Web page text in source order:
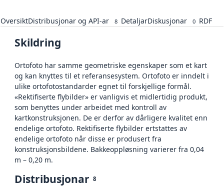
OversiktDistribusjonar og API-ar 8 DetaljarDiskusjonar 0 RDF
Skildring
Ortofoto har samme geometriske egenskaper som et kart
og kan knyttes til et referansesystem. Ortofoto er inndelt i
ulike ortofotostandarder egnet til forskjellige formål.
«Rektifiserte flybilder» er vanligvis et midlertidig produkt,
som benyttes under arbeidet med kontroll av
kartkonstruksjonen. De er derfor av dårligere kvalitet enn
endelige ortofoto. Rektifiserte flybilder ertstattes av
endelige ortofoto når disse er produsert fra
konstruksjonsbildene. Bakkeoppløsning varierer fra 0,04
m – 0,20 m.
Distribusjonar 8